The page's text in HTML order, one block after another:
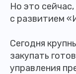
Но это
с развитием
Сегодня
закупать
управления